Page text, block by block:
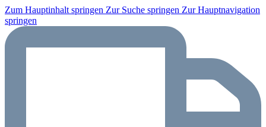
Zum Hauptinhalt springen Zur Suche springen Zur Hauptnavigation
springen